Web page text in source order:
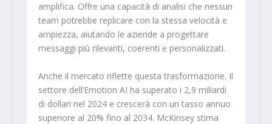
amplifica. Offre una capacità di analisi che nessun
team potrebbe replicare con la stessa velocità e
ampiezza, aiutando le aziende a progettare
messaggi più rilevanti, coerenti e personalizzati.
Anche il mercato riflette questa trasformazione. Il
settore dell’Emotion AI ha superato i 2,9 miliardi
di dollari nel 2024 e crescerà con un tasso annuo
superiore al 20% fino al 2034. McKinsey stima